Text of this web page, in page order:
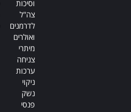
וסיכות
צה"ל
לדרמנים
ואולרים
מיתרי
צניחה
ערכות
ניקוי
נשק
פנסי